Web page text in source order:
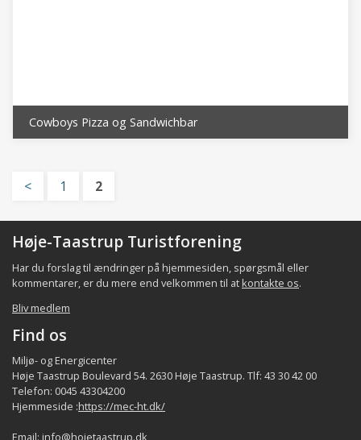
Cowboys Pizza og Sandwichbar
< 1 2
Høje-Taastrup Turistforening
Har du forslag til ændringer på hjemmesiden, spørgsmål eller
kommentarer, er du mere end velkommen til at kontakte os.
Bliv medlem
Find os
Miljø- og Energicenter
Høje Taastrup Boulevard 54. 2630 Høje Taastrup. Tlf: 43 30 42 00
Telefon: 0045 43304200
Hjemmeside :https://mec-ht.dk/
Email: info@hojetaastrup.dk